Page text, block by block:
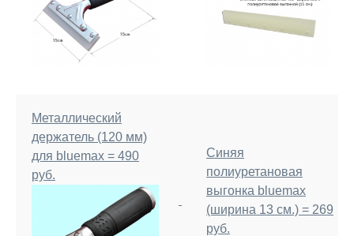
Металлический
держатель (120 мм)
для bluemax = 490
руб.
Синяя
полиуретановая
выгонка bluemax
(ширина 13 см.) = 269
руб.